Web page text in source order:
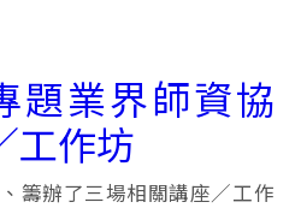
題業界師資協
工作坊
籌辦了三場相關講座／工作